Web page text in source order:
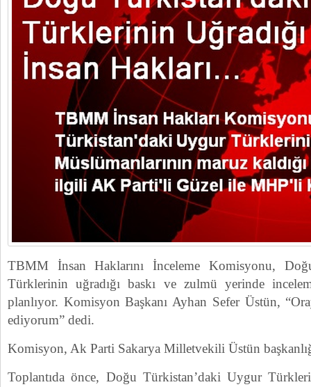
TBMM İnsan Haklarını İnceleme Komisyonu,
Türklerinin uğradığı baskı ve zulmü yerinde
planlıyor. Komisyon Başkanı Ayhan Sefer Üstün,
ediyorum” dedi.
Komisyon, Ak Parti Sakarya Milletvekili Üstün
Toplantıda önce, Doğu Türkistan’daki Uygur